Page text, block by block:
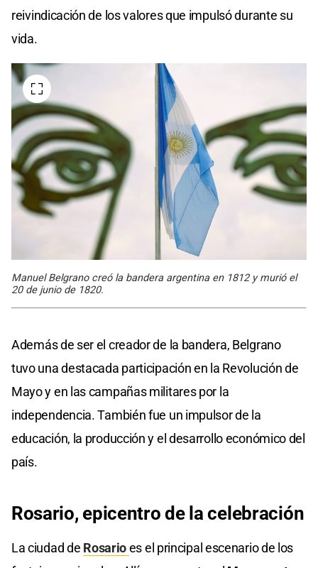
reivindicación de los valores que impulsó durante su
vida.
Manuel Belgrano creó la bandera argentina en 1812 y murió el
20 de junio de 1820.
Además de ser el creador de la bandera, Belgrano
tuvo una destacada participación en la Revolución de
Mayo y en las campañas militares por la
independencia. También fue un impulsor de la
educación, la producción y el desarrollo económico del
país.
Rosario, epicentro de la celebración
La ciudad de Rosarioes el principal escenario de los